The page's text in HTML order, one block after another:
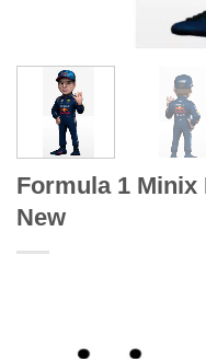
Formula 1 Minix
New